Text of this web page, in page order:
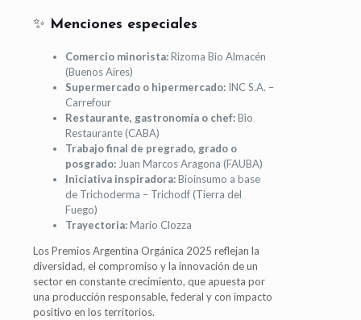
✨ Menciones especiales
Comercio minorista:Rizoma Bio Almacén
(Buenos Aires)
Supermercado o hipermercado: INC S.A. –
Carrefour
Restaurante, gastronomía o chef:Bio
Restaurante (CABA)
Trabajo final de pregrado, grado o
posgrado: Juan Marcos Aragona (FAUBA)
Iniciativa inspiradora:Bioinsumo a base
de Trichoderma – Trichodf (Tierra del
Fuego)
Trayectoria:Mario Clozza
Los Premios Argentina Orgánica 2025 reflejan la
diversidad, el compromiso y la innovación de un
sector en constante crecimiento, que apuesta por
una producción responsable, federal y con impacto
positivo en los territorios.